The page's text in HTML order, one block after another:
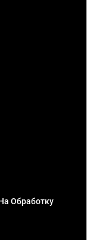
Обработку